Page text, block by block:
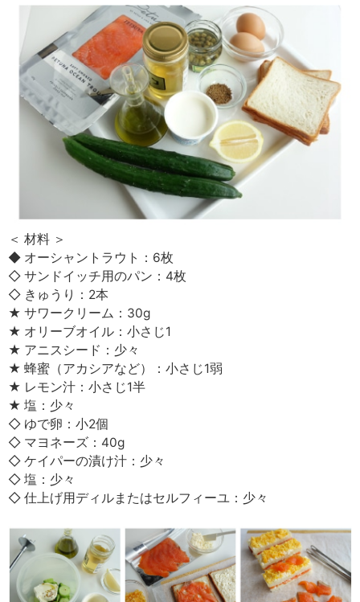
＜ 材料 ＞
◆ オーシャントラウト：6枚
◇ サンドイッチ用のパン：4枚
◇ きゅうり：2本
★ サワークリーム：30g
★ オリーブオイル：小さじ1
★ アニスシード：少々
★ 蜂蜜（アカシアなど）：小さじ1弱
★ レモン汁：小さじ1半
★ 塩：少々
◇ ゆで卵：小2個
◇ マヨネーズ：40g
◇ ケイパーの漬け汁：少々
◇ 塩：少々
◇ 仕上げ用ディルまたはセルフィーユ：少々